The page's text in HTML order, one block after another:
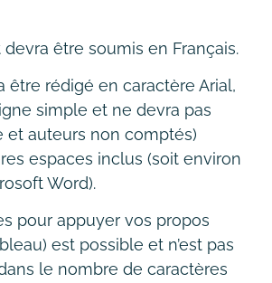
être soumis en Français.
être rédigé en caractère Arial,
simple et ne devra pas
et auteurs non comptés)
espaces inclus (soit environ
Word).
pour appuyer vos propos
est possible et n’est pas
le nombre de caractères